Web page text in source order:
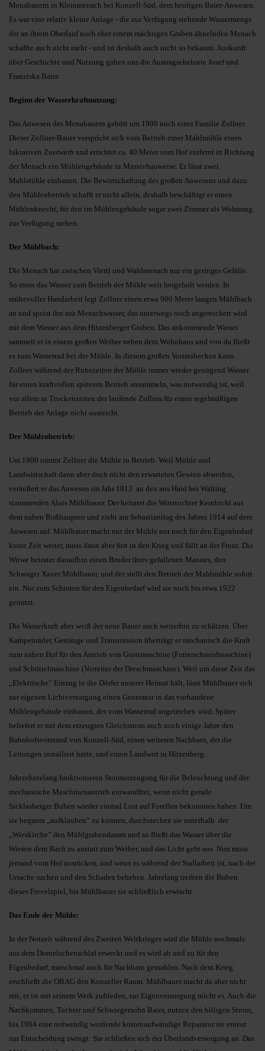
Menabauern in Kleinmenach bei Konzell-Süd, dem heutigen Baier-Anwesen.
Es war eine relativ kleine Anlage - die zur Verfügung stehende Wassermenge
der an ihrem Oberlauf noch eher einem mächtigen Graben ähnelnden Menach
schaffte auch nicht mehr - und ist deshalb auch nicht so bekannt. Auskunft
über Geschichte und Nutzung gaben uns die Austragseheleute Josef und
Franziska Baier.
Beginn der Wasserkraftnutzung:
Das Anwesen des Menabauern gehört um 1900 noch einer Familie Zollner.
Dieser Zollner-Bauer verspricht sich vom Betrieb einer Mahlmühle einen
lukrativen Zuerwerb und errichtet ca. 40 Meter vom Hof entfernt in Richtung
der Menach ein Mühlengebäude in Massivbauweise. Er lässt zwei
Mahlstühle einbauen. Die Bewirtschaftung des großen Anwesens und dazu
den Mühlenbetrieb schafft er nicht allein, deshalb beschäftigt er einen
Mühlenknecht, für den im Mühlengebäude sogar zwei Zimmer als Wohnung
zur Verfügung stehen.
Der Mühlbach:
Die Menach hat zwischen Viertl und Waldmenach nur ein geringes Gefälle.
So muss das Wasser zum Betrieb der Mühle weit hergeholt werden. In
mühevoller Handarbeit legt Zollner einen etwa 900 Meter langen Mühlbach
an und speist ihn mit Menachwasser, das unterwegs noch angereichert wird
mit dem Wasser aus dem Hitzenberger Graben. Das ankommende Wasser
sammelt er in einem großen Weiher neben dem Wohnhaus und von da fließt
es zum Wasserrad bei der Mühle. In diesem großen Vorratsbecken kann
Zollner während der Ruhezeiten der Mühle immer wieder genügend Wasser
für einen kraftvollen späteren Betrieb ansammeln, was notwendig ist, weil
vor allem in Trockenzeiten der laufende Zufluss für einen regelmäßigen
Betrieb der Anlage nicht ausreicht.
Der Mühlenbetrieb:
Um 1900 nimmt Zollner die Mühle in Betrieb. Weil Mühle und
Landwirtschaft dann aber doch nicht den erwarteten Gewinn abwerfen,
veräußert er das Anwesen im Jahr 1913 an den aus Haid bei Walting
stammenden Alois Mühlbauer. Der heiratet die Wirtstochter Kernbichl aus
dem nahen Roßhaupten und zieht am Sebastianitag des Jahres 1914 auf dem
Anwesen auf. Mühlbauer macht mit der Mühle nur noch für den Eigenbedarf
kurze Zeit weiter, muss dann aber fort in den Krieg und fällt an der Front. Die
Witwe heiratet daraufhin einen Bruder ihres gefallenen Mannes, den
Schwager Xaver Mühlbauer, und der stellt den Betrieb der Mahlmühle sofort
ein. Nur zum Schroten für den Eigenbedarf wird sie noch bis etwa 1922
genutzt.
Die Wasserkraft aber weiß der neue Bauer auch weiterhin zu schätzen. Über
Kampenräder, Gestänge und Transmission überträgt er mechanisch die Kraft
zum nahen Hof für den Antrieb von Gsottmaschine (Futterschneidmaschine)
und Schüttelmaschine (Vorreiter der Dreschmaschine). Weil um diese Zeit das
„Elektrische” Einzug in die Dörfer unserer Heimat hält, lässt Mühlbauer sich
zur eigenen Lichtversorgung einen Generator in das vorhandene
Mühlengebäude einbauen, der vom Wasserrad angetrieben wird. Später
beliefert er mit dem erzeugten Gleichstrom auch noch einige Jahre den
Bahnhofsvorstand von Konzell-Süd, einen weiteren Nachbarn, der die
Leitungen installiert hatte, und einen Landwirt in Hitzenberg.
Jahrzehntelang funktionieren Stromerzeugung für die Beleuchtung und der
mechanische Maschinenantrieb einwandfrei, wenn nicht gerade
Sicklasberger Buben wieder einmal Lust auf Forellen bekommen haben. Um
sie bequem „aufklauben” zu können, durchstechen sie unterhalb der
„Wieskirche” den Mühlgrabendamm und so fließt das Wasser über die
Wiesen dem Bach zu anstatt zum Weiher, und das Licht geht aus. Nun muss
jemand vom Hof ausrücken, und wenn es während der Stallarbeit ist, nach der
Ursache suchen und den Schaden beheben. Jahrelang treiben die Buben
dieses Frevelspiel, bis Mühlbauer sie schließlich erwischt.
Das Ende der Mühle:
In der Notzeit während des Zweiten Weltkrieges wird die Mühle nochmals
aus dem Dornröschenschlaf erweckt und es wird ab und zu für den
Eigenbedarf, manchmal auch für Nachbarn gemahlen. Nach dem Krieg
erschließt die OBAG den Konzeller Raum. Mühlbauer macht da aber nicht
mit, er ist mit seinem Werk zufrieden, zur Eigenversorgung reicht es. Auch die
Nachkommen, Tochter und Schwiegersohn Baier, nutzen den billigen Strom,
bis 1964 eine notwendig werdende kostenaufwändige Reparatur sie erneut
zur Entscheidung zwingt: Sie schließen sich der Überlandversorgung an. Das